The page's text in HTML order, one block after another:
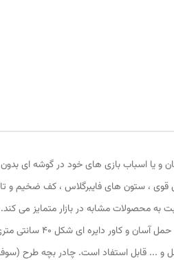
و یا اسباب بازی های خود در گوشه ای
قوی ، ستون های فایبرگلاس ، کف ضخیم و
محصولات مشابه در بازار متمایز می
ظاهری کودک پسند وسیله ای کارآمد برای
مسافرت ها، کنار ساحل و ... قابل استفاد است. چادر